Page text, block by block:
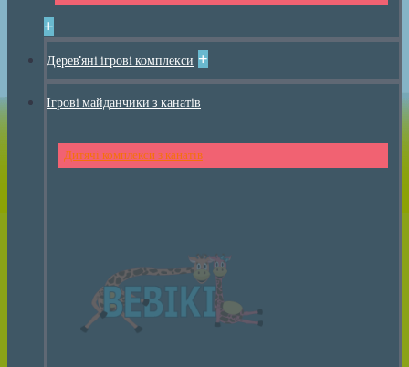
+
Дерев'яні ігрові комплекси +
Ігрові майданчики з канатів
Дитячі комплекси з канатів